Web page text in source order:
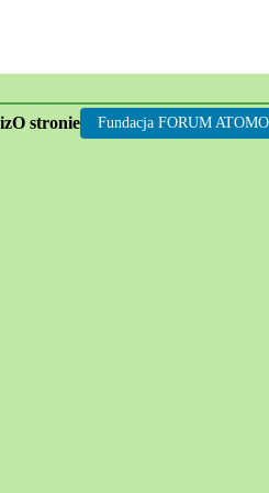
O stronie Fundacja FORUM